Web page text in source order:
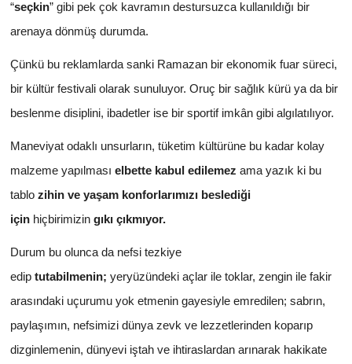
“seçkin” gibi pek çok kavramın destursuzca kullanıldığı bir
arenaya dönmüş durumda.
Çünkü bu reklamlarda sanki Ramazan bir ekonomik fuar süreci,
bir kültür festivali olarak sunuluyor. Oruç bir sağlık kürü ya da bir
beslenme disiplini, ibadetler ise bir sportif imkân gibi algılatılıyor.
Maneviyat odaklı unsurların, tüketim kültürüne bu kadar kolay
malzeme yapılması elbette kabul edilemez ama yazık ki bu
tablo zihin ve yaşam konforlarımızı beslediği
içinhiçbirimizin gıkı çıkmıyor.
Durum bu olunca da nefsi tezkiye
edip tutabilmenin; yeryüzündeki açlar ile toklar, zengin ile fakir
arasındaki uçurumu yok etmenin gayesiyle emredilen; sabrın,
paylaşımın, nefsimizi dünya zevk ve lezzetlerinden koparıp
dizginlemenin, dünyevi iştah ve ihtiraslardan arınarak hakikate